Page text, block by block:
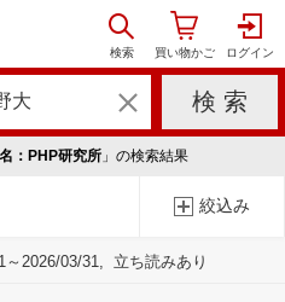
：PHP研究所 」の検索結果
絞込み
～2026/03/31 立ち読みあり